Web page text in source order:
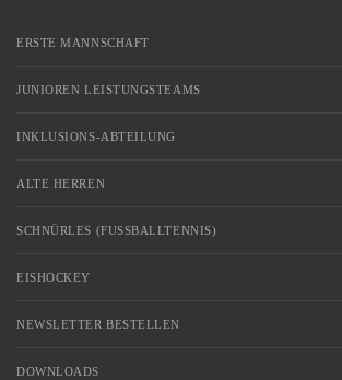
ERSTE MANNSCHAFT
JUNIOREN LEISTUNGSTEAMS
INKLUSIONS-ABTEILUNG
ALTE HERREN
SCHNÜRLES (FUSSBALLTENNIS)
EISHOCKEY
NEWSLETTER BESTELLEN
DOWNLOADS